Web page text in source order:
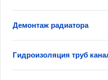
Демонтаж радиатора
Гидроизоляция труб